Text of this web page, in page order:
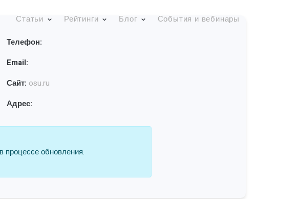
Статьи Рейтинги Блог События и вебинары
Телефон:
Email:
Сайт: osu.ru
Адрес:
процессе обновления.